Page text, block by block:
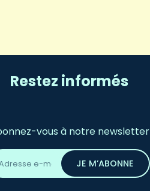
Restez informés
vous à notre newsletter
JE M’ABONNE